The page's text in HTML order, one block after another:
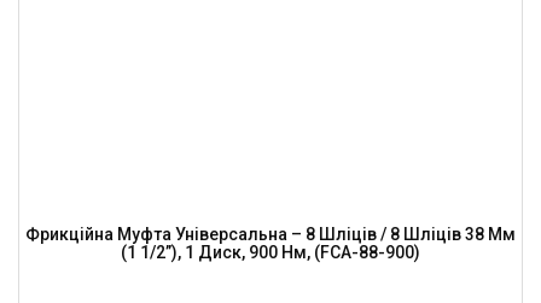
Фрикційна Муфта Універсальна – 8 Шліців / 8 Шліців 38 Мм
(1 1/2”), 1 Диск, 900 Нм, (FCA-88-900)